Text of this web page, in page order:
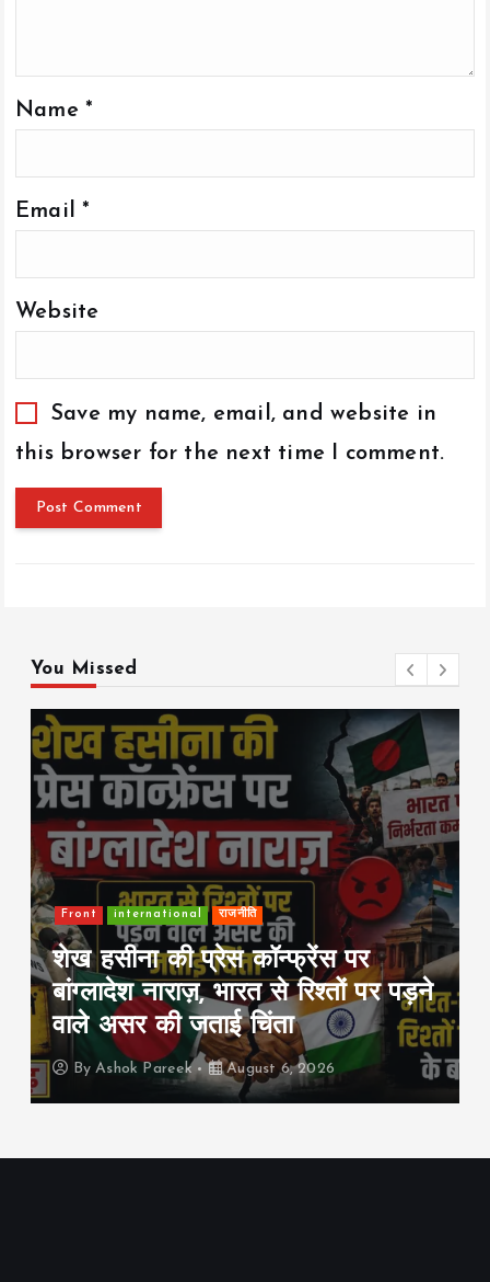
Name *
Email *
Website
Save my name, email, and website in
this browser for the next time I comment.
You Missed
पड़ने
Business Front Share Market इंडिया
Share Market Update: उतार-
चढ़ाव के बीच हरे निशान पर बंद हुआ
बाजार, सेंसेक्स 152 अंक चढ़ा;
की दौलत ₹1.29 लाख करोड़ बढ़ी
ByAshok Pareek August 5, 2026